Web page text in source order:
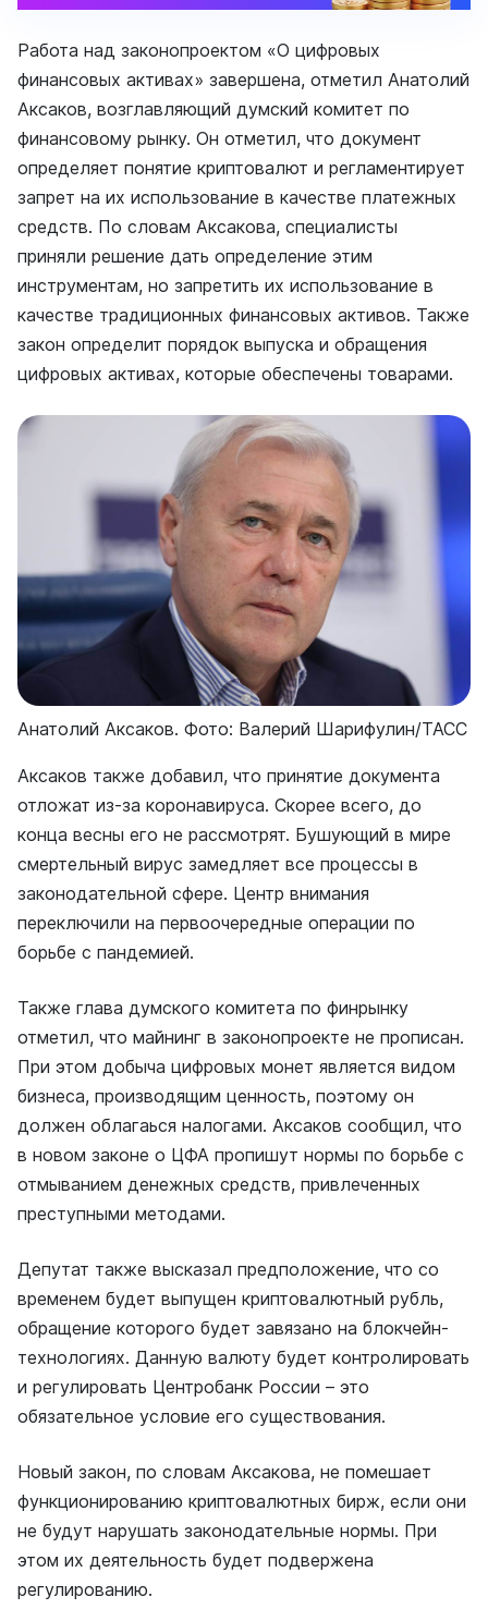
Работа над законопроектом «О цифровых
финансовых активах» завершена, отметил Анатолий
Аксаков, возглавляющий думский комитет по
финансовому рынку. Он отметил, что документ
определяет понятие криптовалют и регламентирует
запрет на их использование в качестве платежных
средств. По словам Аксакова, специалисты
приняли решение дать определение этим
инструментам, но запретить их использование в
качестве традиционных финансовых активов. Также
закон определит порядок выпуска и обращения
цифровых активах, которые обеспечены товарами.
Анатолий Аксаков. Фото: Валерий Шарифулин/ТАСС
Аксаков также добавил, что принятие документа
отложат из-за коронавируса. Скорее всего, до
конца весны его не рассмотрят. Бушующий в мире
смертельный вирус замедляет все процессы в
законодательной сфере. Центр внимания
переключили на первоочередные операции по
борьбе с пандемией.
Также глава думского комитета по финрынку
отметил, что майнинг в законопроекте не прописан.
При этом добыча цифровых монет является видом
бизнеса, производящим ценность, поэтому он
должен облагаься налогами. Аксаков сообщил, что
в новом законе о ЦФА пропишут нормы по борьбе с
отмыванием денежных средств, привлеченных
преступными методами.
Депутат также высказал предположение, что со
временем будет выпущен криптовалютный рубль,
обращение которого будет завязано на блокчейн-
технологиях. Данную валюту будет контролировать
и регулировать Центробанк России – это
обязательное условие его существования.
Новый закон, по словам Аксакова, не помешает
функционированию криптовалютных бирж, если они
не будут нарушать законодательные нормы. При
этом их деятельность будет подвержена
регулированию.